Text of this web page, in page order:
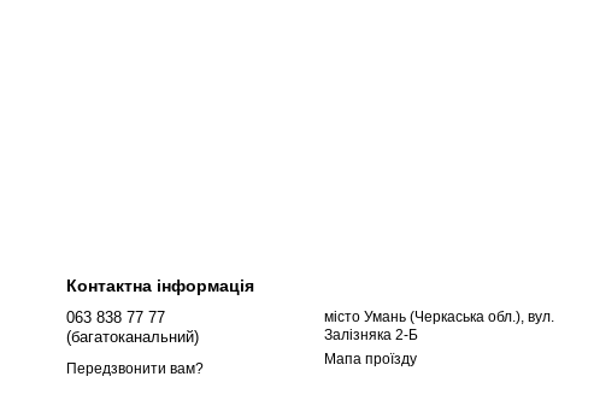
Контактна інформація
063 838 77 77
(багатоканальний)
Передзвонити вам?
місто Умань (Черкаська обл.), вул.
Залізняка 2-Б
Мапа проїзду